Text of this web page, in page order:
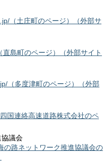
（土庄町のページ）（外部サ
島町のページ）（外部サイト
（多度津町のページ）（外部
国連絡高速道路株式会社のペ
議会
の路ネットワーク推進協議会の